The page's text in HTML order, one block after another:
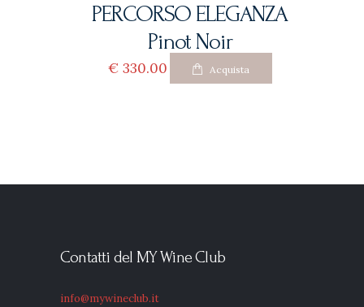
PERCORSO ELEGANZA
Pinot Noir
€330 00 Acquista
Contatti del MY Wine Club
info@mywineclub.it